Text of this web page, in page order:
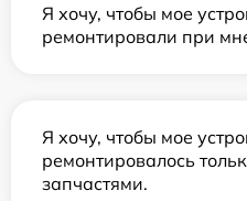
Я хочу, чтобы мое
ремонтировали при
Я хочу, чтобы мое
ремонтировалось
запчастями.